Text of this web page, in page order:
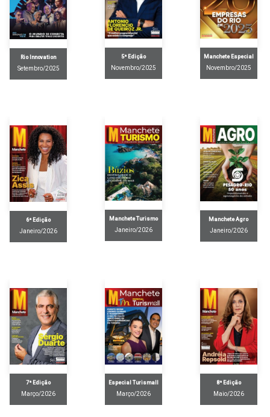
Rio Innovation
Setembro/2025
5ª Edição
Novembro/2025
Manchete Especial
Novembro/2025
6ª Edição
Janeiro/2026
Manchete Turismo
Janeiro/2026
Manchete Agro
Janeiro/2026
7ª Edição
Março/2026
Especial Turismall
Março/2026
8ª Edição
Maio/2026